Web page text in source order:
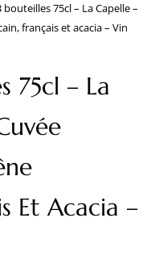
75cl – La Capelle –
français et acacia – Vin
75cl – La
Et Acacia –